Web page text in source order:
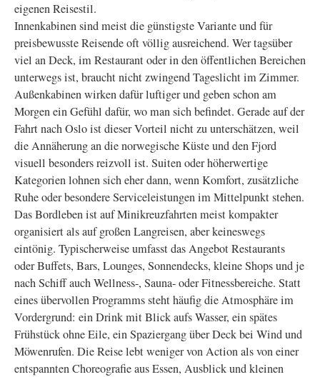
eigenen Reisestil.
Innenkabinen sind meist die günstigste Variante und für
preisbewusste Reisende oft völlig ausreichend. Wer tagsüber
viel an Deck, im Restaurant oder in den öffentlichen Bereichen
unterwegs ist, braucht nicht zwingend Tageslicht im Zimmer.
Außenkabinen wirken dafür luftiger und geben schon am
Morgen ein Gefühl dafür, wo man sich befindet. Gerade auf der
Fahrt nach Oslo ist dieser Vorteil nicht zu unterschätzen, weil
die Annäherung an die norwegische Küste und den Fjord
visuell besonders reizvoll ist. Suiten oder höherwertige
Kategorien lohnen sich eher dann, wenn Komfort, zusätzliche
Ruhe oder besondere Serviceleistungen im Mittelpunkt stehen.
Das Bordleben ist auf Minikreuzfahrten meist kompakter
organisiert als auf großen Langreisen, aber keineswegs
eintönig. Typischerweise umfasst das Angebot Restaurants
oder Buffets, Bars, Lounges, Sonnendecks, kleine Shops und je
nach Schiff auch Wellness-, Sauna- oder Fitnessbereiche. Statt
eines übervollen Programms steht häufig die Atmosphäre im
Vordergrund: ein Drink mit Blick aufs Wasser, ein spätes
Frühstück ohne Eile, ein Spaziergang über Deck bei Wind und
Möwenrufen. Die Reise lebt weniger von Action als von einer
entspannten Choreografie aus Essen, Ausblick und kleinen